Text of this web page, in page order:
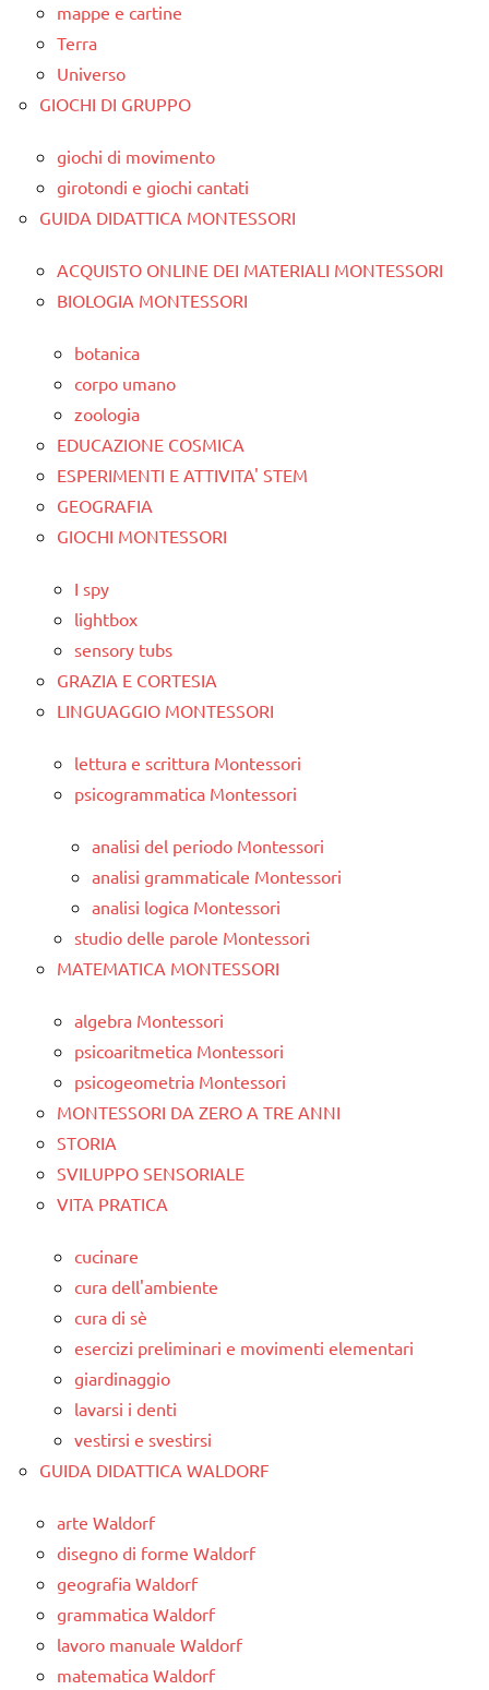
mappe e cartine
Terra
Universo
GIOCHI DI GRUPPO
giochi di movimento
girotondi e giochi cantati
GUIDA DIDATTICA MONTESSORI
ACQUISTO ONLINE DEI MATERIALI MONTESSORI
BIOLOGIA MONTESSORI
botanica
corpo umano
zoologia
EDUCAZIONE COSMICA
ESPERIMENTI E ATTIVITA' STEM
GEOGRAFIA
GIOCHI MONTESSORI
I spy
lightbox
sensory tubs
GRAZIA E CORTESIA
LINGUAGGIO MONTESSORI
lettura e scrittura Montessori
psicogrammatica Montessori
analisi del periodo Montessori
analisi grammaticale Montessori
analisi logica Montessori
studio delle parole Montessori
MATEMATICA MONTESSORI
algebra Montessori
psicoaritmetica Montessori
psicogeometria Montessori
MONTESSORI DA ZERO A TRE ANNI
STORIA
SVILUPPO SENSORIALE
VITA PRATICA
cucinare
cura dell'ambiente
cura di sè
esercizi preliminari e movimenti elementari
giardinaggio
lavarsi i denti
vestirsi e svestirsi
GUIDA DIDATTICA WALDORF
arte Waldorf
disegno di forme Waldorf
geografia Waldorf
grammatica Waldorf
lavoro manuale Waldorf
matematica Waldorf